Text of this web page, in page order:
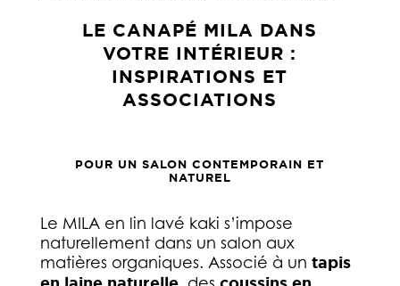
LE CANAPÉ MILA DANS
VOTRE INTÉRIEUR :
INSPIRATIONS ET
ASSOCIATIONS
POUR UN SALON CONTEMPORAIN ET
NATUREL
Le MILA en lin lavé kaki s’impose
naturellement dans un salon aux
matières organiques. Associé à un tapis